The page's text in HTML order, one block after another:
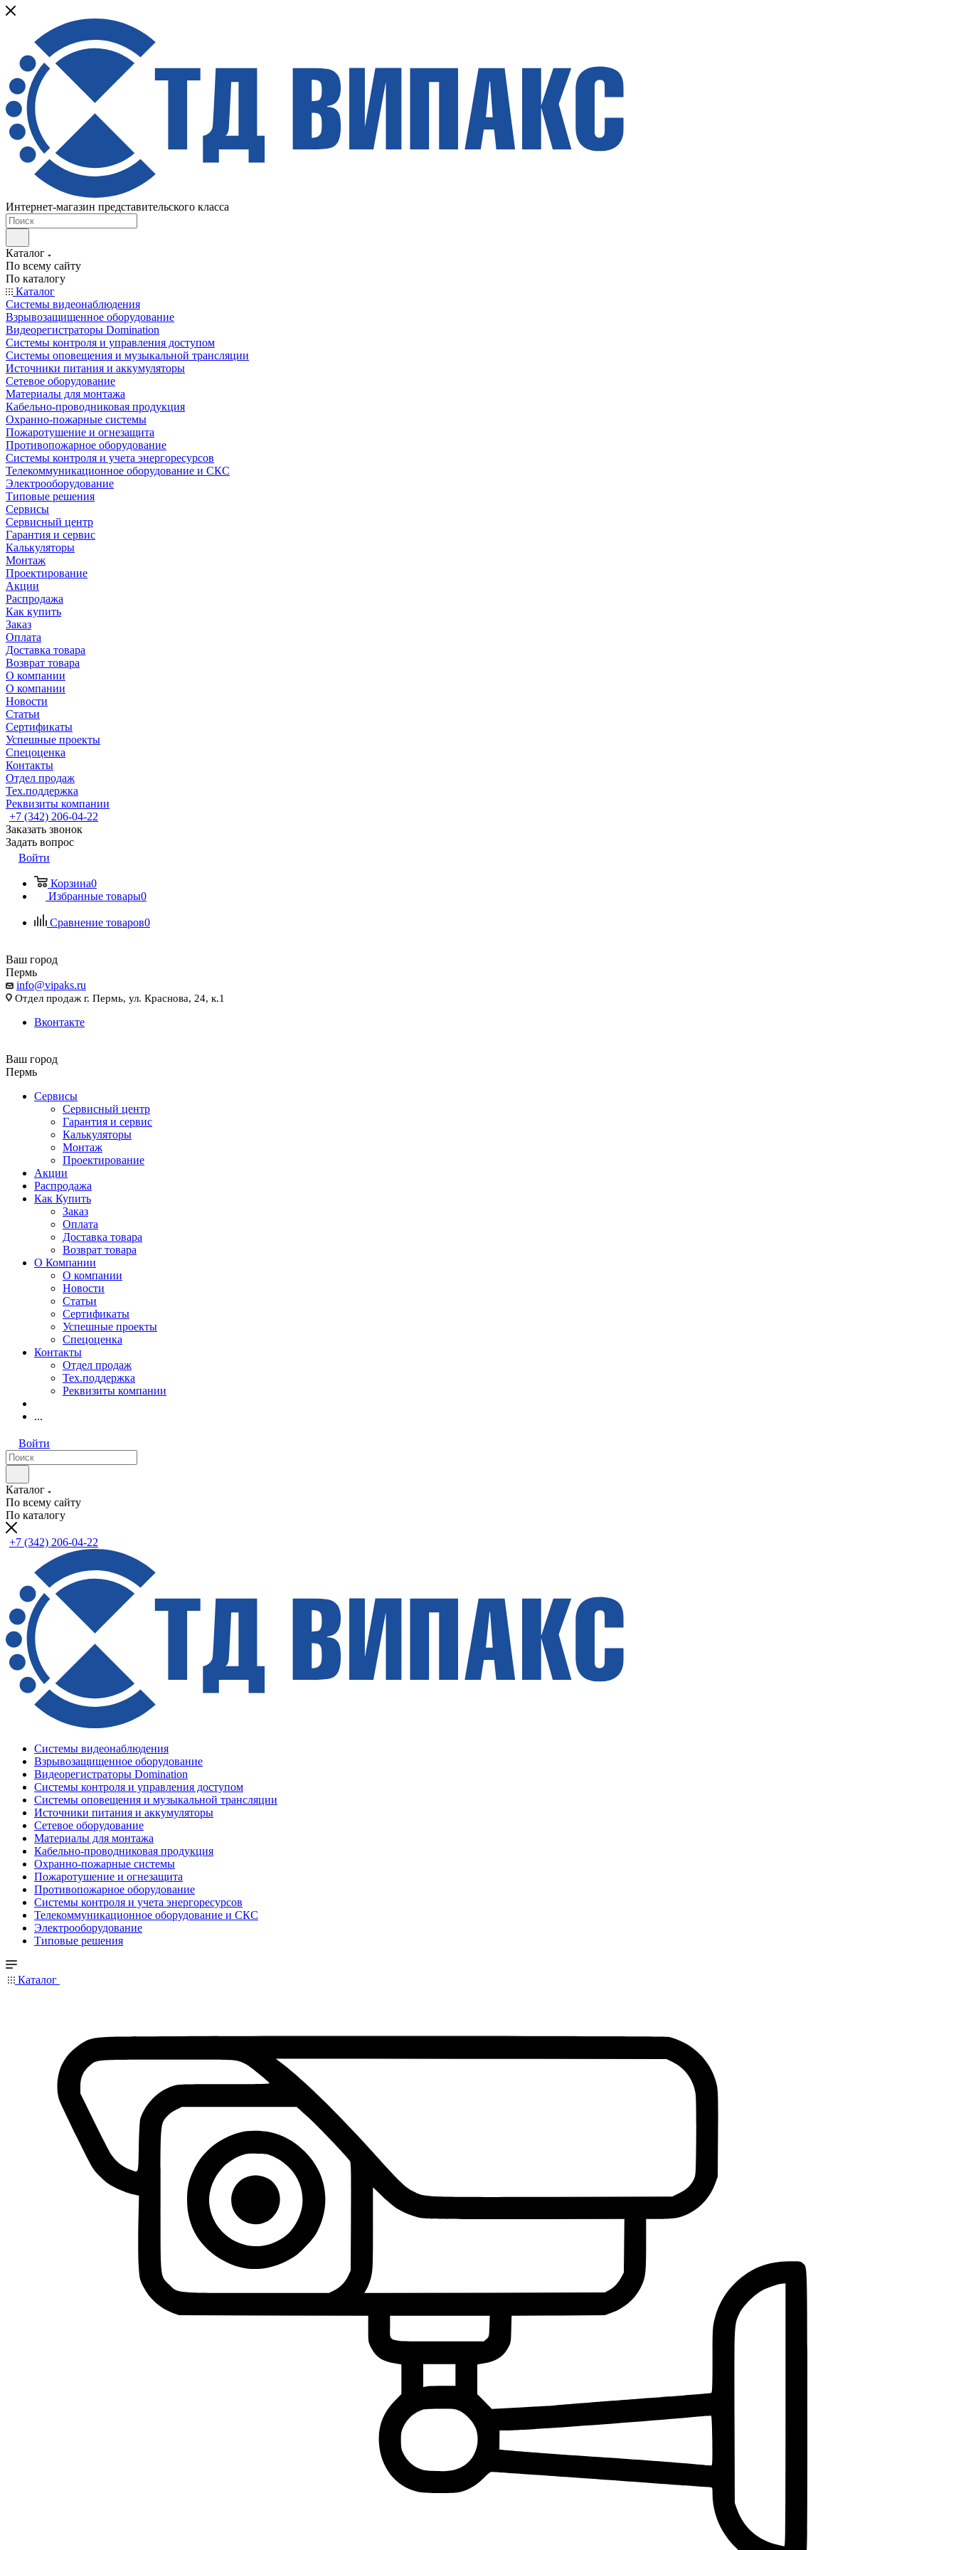
Интернет-магазин представительского класса
Каталог
По всему сайту
По каталогу
Каталог
Системы видеонаблюдения
Взрывозащищенное оборудование
Видеорегистраторы Domination
Системы контроля и управления доступом
Системы оповещения и музыкальной трансляции
Источники питания и аккумуляторы
Сетевое оборудование
Материалы для монтажа
Кабельно-проводниковая продукция
Охранно-пожарные системы
Пожаротушение и огнезащита
Противопожарное оборудование
Системы контроля и учета энергоресурсов
Телекоммуникационное оборудование и СКС
Электрооборудование
Типовые решения
Сервисы
Сервисный центр
Гарантия и сервис
Калькуляторы
Монтаж
Проектирование
Акции
Распродажа
Как купить
Заказ
Оплата
Доставка товара
Возврат товара
О компании
О компании
Новости
Статьи
Сертификаты
Успешные проекты
Спецоценка
Контакты
Отдел продаж
Тех.поддержка
Реквизиты компании
+7 (342) 206-04-22
Заказать звонок
Задать вопрос
Войти
Корзина0
Избранные товары0
Сравнение товаров0
Ваш город
Пермь
info@vipaks.ru
Отдел продаж г. Пермь, ул. Краснова, 24, к.1
Вконтакте
Ваш город
Пермь
Сервисы
Сервисный центр
Гарантия и сервис
Калькуляторы
Монтаж
Проектирование
Акции
Распродажа
Как Купить
Заказ
Оплата
Доставка товара
Возврат товара
О Компании
О компании
Новости
Статьи
Сертификаты
Успешные проекты
Спецоценка
Контакты
Отдел продаж
Тех.поддержка
Реквизиты компании
...
Войти
Каталог
По всему сайту
По каталогу
+7 (342) 206-04-22
Системы видеонаблюдения
Взрывозащищенное оборудование
Видеорегистраторы Domination
Системы контроля и управления доступом
Системы оповещения и музыкальной трансляции
Источники питания и аккумуляторы
Сетевое оборудование
Материалы для монтажа
Кабельно-проводниковая продукция
Охранно-пожарные системы
Пожаротушение и огнезащита
Противопожарное оборудование
Системы контроля и учета энергоресурсов
Телекоммуникационное оборудование и СКС
Электрооборудование
Типовые решения
Каталог